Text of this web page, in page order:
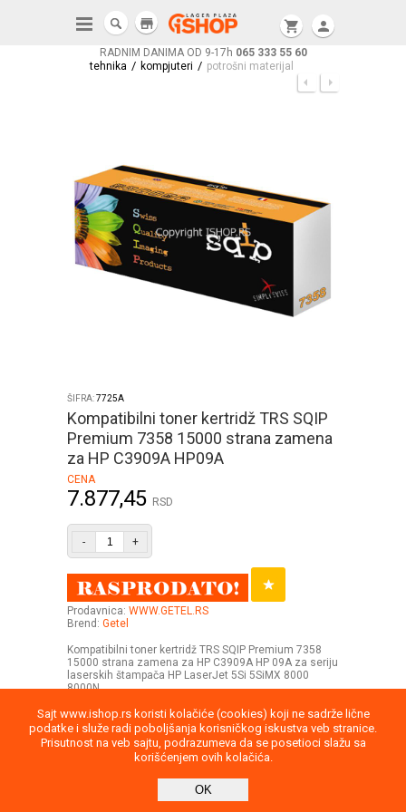
Sajt www.ishop.rs koristi kolačiće (cookies) koji ne sadrže lične
podatke i služe radi poboljšanja korisničkog iskustva veb stranice.
Prisutnost na veb sajtu, podrazumeva da se posetioci slažu sa
korišćenjem ovih kolačića.
OK
RADNIM DANIMA OD 9-17h 065 333 55 60
shopping_cart person
store
tehnika / kompjuteri / potrošni materijal
ŠIFRA:7725A
Kompatibilni toner kertridž TRS SQIP
Premium 7358 15000 strana zamena
za HP C3909A HP09A
CENA
7.877,45 RSD
- +
Prodavnica: WWW.GETEL.RS
Brend: Getel
Kompatibilni toner kertridž TRS SQIP Premium 7358
15000 strana zamena za HP C3909A HP 09A za seriju
laserskih štampača HP LaserJet 5Si 5SiMX 8000
8000N .
Privatnost podataka Kontakt